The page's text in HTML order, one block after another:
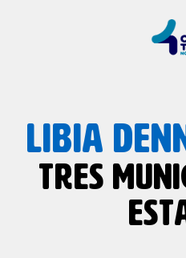
LIBIA
TRES